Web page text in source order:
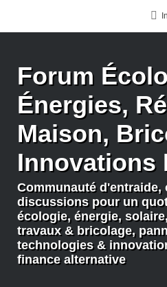
Forum
Énergies,
Maison,
Innovations
Communauté d'entraide,
discussions pour un
écologie, énergie,
travaux & bricolage,
technologies &
finance alternative